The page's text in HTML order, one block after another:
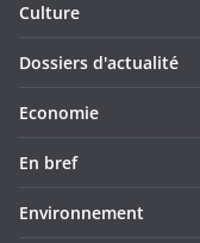
Culture
Dossiers d'actualité
Economie
En bref
Environnement